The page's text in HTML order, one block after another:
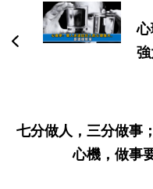
航
七分做人，三分做事
心機，做事